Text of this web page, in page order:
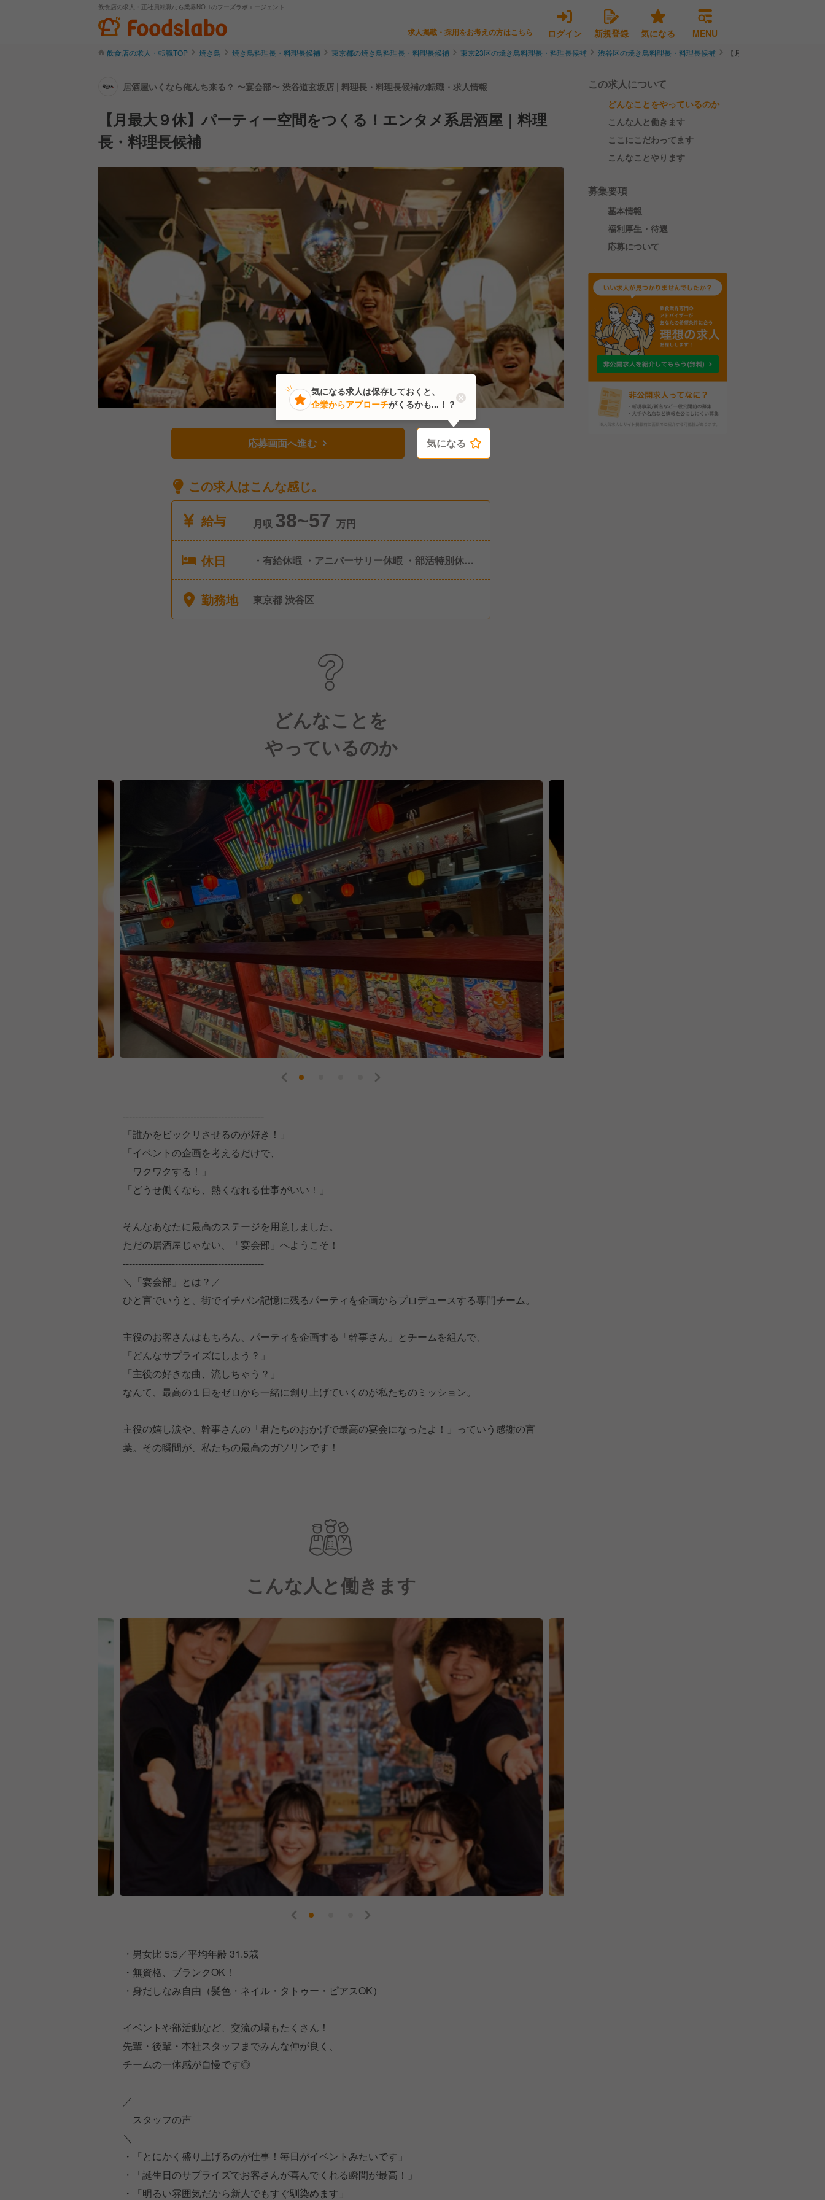
飲食店の求人・正社員転職なら業界NO.1のフーズラボエージェント
求人掲載・採用をお考えの方はこちら ログイン 新規登録 気になる MENU
飲食店の求人・転職TOP 焼き鳥 焼き鳥料理長・料理長候補 東京都の焼き鳥料理長・料理長候補 東京23区の焼き鳥料理長・料理長候補 渋谷区の焼き鳥料理長・料理長候補 【月最大９休】パーティー
居酒屋いくなら俺んち来る？ 〜宴会部〜 渋谷道玄坂店 | 料理長・料理長候補の転職・求人情報
【月最大９休】パーティー空間をつくる！エンタメ系居酒屋｜料理
長・料理長候補
応募画面へ進む 気になる
この求人はこんな感じ。
給与
月収 38~57 万円
休日
・有給休暇 ・アニバーサリー休暇 ・部活特別休暇
休 など
勤務地 東京都 渋谷区
どんなことを
やっているのか
----------------------------------------------
「誰かをビックリさせるのが好き！」
「イベントの企画を考えるだけで、
ワクワクする！」
「どうせ働くなら、熱くなれる仕事がいい！」
そんなあなたに最高のステージを用意しました。
ただの居酒屋じゃない、「宴会部」へようこそ！
----------------------------------------------
＼「宴会部」とは？／
ひと言でいうと、街でイチバン記憶に残るパーティを企画からプロデュースする専門チーム。
主役のお客さんはもちろん、パーティを企画する「幹事さん」とチームを組んで、
「どんなサプライズにしよう？」
「主役の好きな曲、流しちゃう？」
なんて、最高の１日をゼロから一緒に創り上げていくのが私たちのミッション。
主役の嬉し涙や、幹事さんの「君たちのおかげで最高の宴会になったよ！」っていう感謝の言
葉。その瞬間が、私たちの最高のガソリンです！
こんな人と働きます
・男女比 5:5／平均年齢 31.5歳
・無資格、ブランクOK！
・身だしなみ自由（髪色・ネイル・タトゥー・ピアスOK）
イベントや部活動など、交流の場もたくさん！
先輩・後輩・本社スタッフまでみんな仲が良く、
チームの一体感が自慢です◎
／
スタッフの声
＼
・「とにかく盛り上げるのが仕事！毎日がイベントみたいです」
・「誕生日のサプライズでお客さんが喜んでくれる瞬間が最高！」
・「明るい雰囲気だから新人でもすぐ馴染めます」
この求人について
どんなことをやっているのか
こんな人と働きます
ここにこだわってます
こんなことやります
募集要項
基本情報
福利厚生・待遇
応募について
気になる
気になる求人は保存しておくと、
企業からアプローチがくるかも...！？